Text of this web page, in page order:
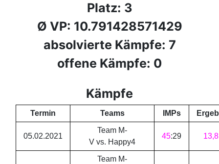
Platz: 3
Ø VP: 10.791428571429
absolvierte Kämpfe: 7
offene Kämpfe: 0
Kämpfe
Termin Teams IMPs
05.02.2021
Team M-
V vs. Happy4
45:29 13,
Team M-